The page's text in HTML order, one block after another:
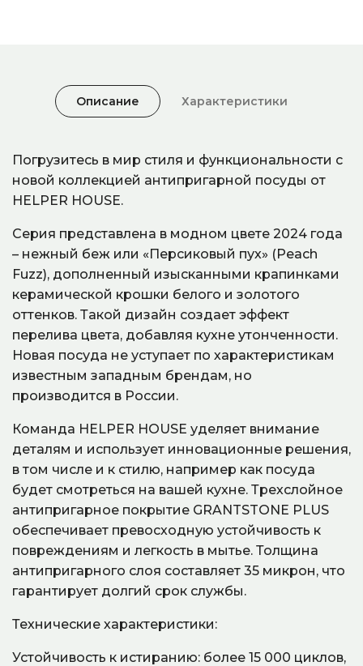
Описание Характеристики
Погрузитесь в мир стиля и функциональности с
новой коллекцией антипригарной посуды от
HELPER HOUSE.
Серия представлена в модном цвете 2024 года
– нежный беж или «Персиковый пух» (Peach
Fuzz), дополненный изысканными крапинками
керамической крошки белого и золотого
оттенков. Такой дизайн создает эффект
перелива цвета, добавляя кухне утонченности.
Новая посуда не уступает по характеристикам
известным западным брендам, но
производится в России.
Команда HELPER HOUSE уделяет внимание
деталям и использует инновационные решения,
в том числе и к стилю, например как посуда
будет смотреться на вашей кухне. Трехслойное
антипригарное покрытие GRANTSTONE PLUS
обеспечивает превосходную устойчивость к
повреждениям и легкость в мытье. Толщина
антипригарного слоя составляет 35 микрон, что
гарантирует долгий срок службы.
Технические характеристики:
Устойчивость к истиранию: более 15 000 циклов,